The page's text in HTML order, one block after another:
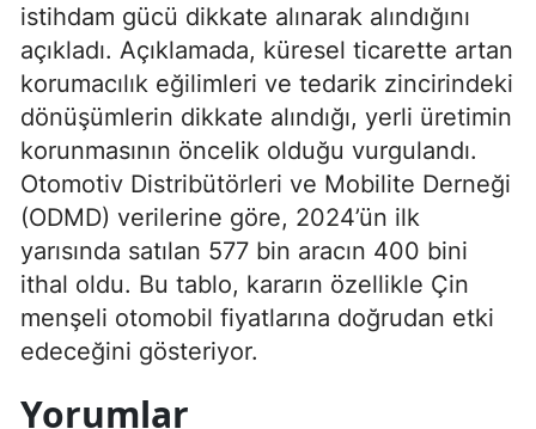
istihdam gücü dikkate alınarak alındığını
açıkladı. Açıklamada, küresel ticarette artan
korumacılık eğilimleri ve tedarik zincirindeki
dönüşümlerin dikkate alındığı, yerli üretimin
korunmasının öncelik olduğu vurgulandı.
Otomotiv Distribütörleri ve Mobilite Derneği
(ODMD) verilerine göre, 2024’ün ilk
yarısında satılan 577 bin aracın 400 bini
ithal oldu. Bu tablo, kararın özellikle Çin
menşeli otomobil fiyatlarına doğrudan etki
edeceğini gösteriyor.
Yorumlar